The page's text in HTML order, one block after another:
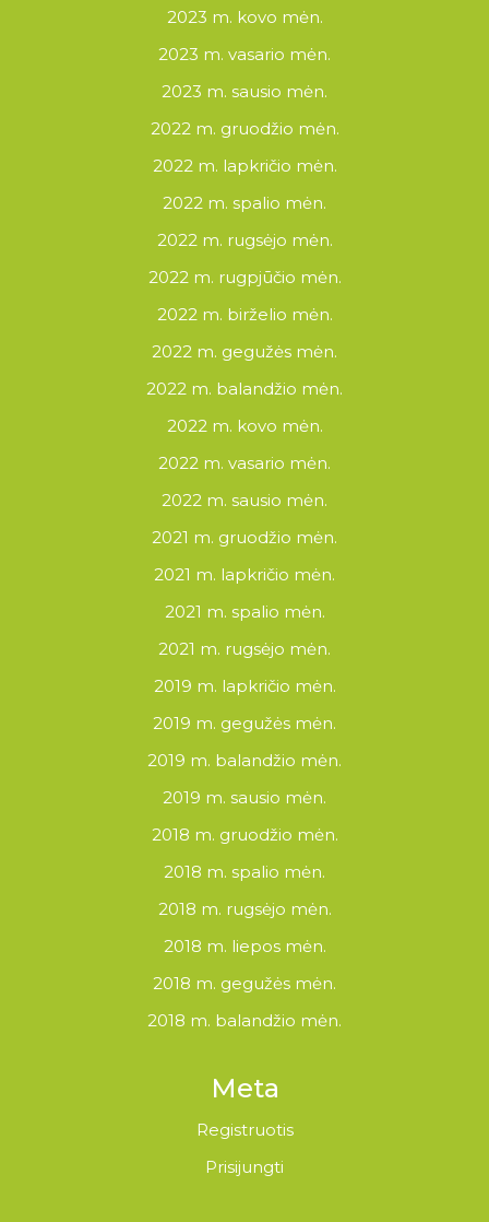
2023 m. kovo mėn.
2023 m. vasario mėn.
2023 m. sausio mėn.
2022 m. gruodžio mėn.
2022 m. lapkričio mėn.
2022 m. spalio mėn.
2022 m. rugsėjo mėn.
2022 m. rugpjūčio mėn.
2022 m. birželio mėn.
2022 m. gegužės mėn.
2022 m. balandžio mėn.
2022 m. kovo mėn.
2022 m. vasario mėn.
2022 m. sausio mėn.
2021 m. gruodžio mėn.
2021 m. lapkričio mėn.
2021 m. spalio mėn.
2021 m. rugsėjo mėn.
2019 m. lapkričio mėn.
2019 m. gegužės mėn.
2019 m. balandžio mėn.
2019 m. sausio mėn.
2018 m. gruodžio mėn.
2018 m. spalio mėn.
2018 m. rugsėjo mėn.
2018 m. liepos mėn.
2018 m. gegužės mėn.
2018 m. balandžio mėn.
Meta
Registruotis
Prisijungti